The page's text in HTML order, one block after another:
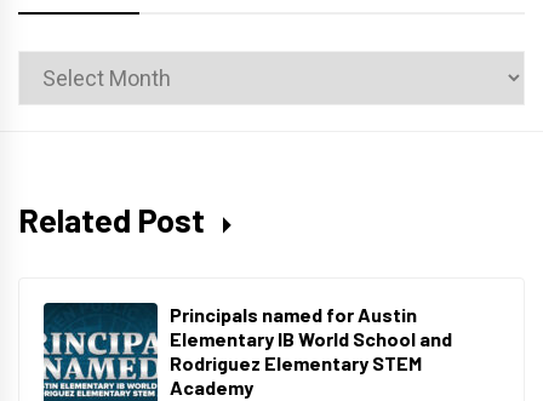
News
Archives
Related Post
Principals named for Austin
Elementary IB World School and
Rodriguez Elementary STEM
Academy